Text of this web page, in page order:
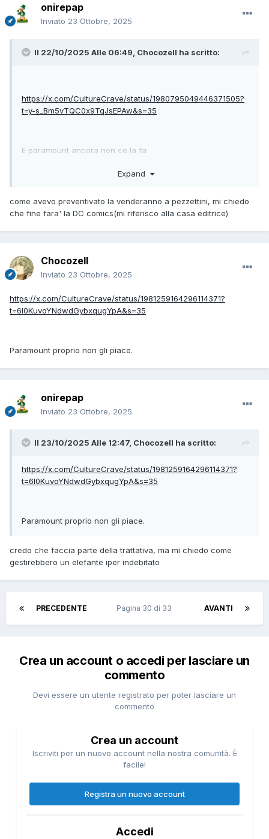
onirepap
Inviato 23 Ottobre, 2025
Il 22/10/2025 Alle 06:49, Chocozell ha scritto:
https://x.com/CultureCrave/status/1980795049446371505?
t=y-s_Bm5vTQC0x9TqJsEPAw&s=35
E paramount ancora non ce la fa
https://x.com/DiscussingFilm/status/1980730535929692176?
t=7Rjz_WwsfAE-MHmV1PstYw&s=19
Expand
come avevo preventivato la venderanno a pezzettini, mi chiedo
che fine fara' la DC comics(mi riferisco alla casa editrice)
Chocozell
Inviato 23 Ottobre, 2025
https://x.com/CultureCrave/status/1981259164296114371?
t=6I0KuvoYNdwdGybxqugYpA&s=35
Paramount proprio non gli piace.
onirepap
Inviato 23 Ottobre, 2025
Il 23/10/2025 Alle 12:47, Chocozell ha scritto:
https://x.com/CultureCrave/status/1981259164296114371?
t=6I0KuvoYNdwdGybxqugYpA&s=35
Paramount proprio non gli piace.
credo che faccia parte della trattativa, ma mi chiedo come
gestirebbero un elefante iper indebitato
PRECEDENTE AVANTI
Pagina 30 di 33
Crea un account o accedi per lasciare un
commento
Devi essere un utente registrato per poter lasciare un
commento
Crea un account
Iscriviti per un nuovo account nella nostra comunità. È
facile!
Registra un nuovo account
Accedi